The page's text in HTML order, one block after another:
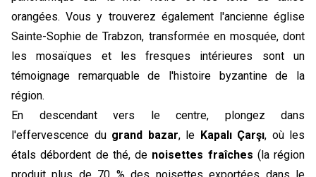
orangées. Vous y trouverez également l'ancienne église
Sainte-Sophie de Trabzon, transformée en mosquée, dont
les mosaïques et les fresques intérieures sont un
témoignage remarquable de l'histoire byzantine de la
région.
En descendant vers le centre, plongez dans
l'effervescence du grand bazar, le Kapalı Çarşı, où les
étals débordent de thé, de noisettes fraîches (la région